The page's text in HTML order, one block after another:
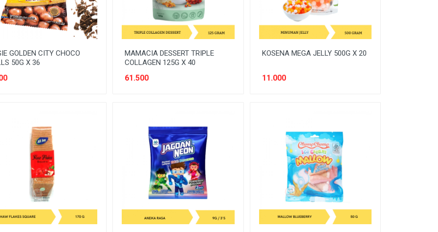
GOLDEN CITY CHOCO
50G X 36
MAMACIA DESSERT TRIPLE
COLLAGEN 125G X 40
61.500
KOSENA MEGA JELLY 500G X 20
11.000